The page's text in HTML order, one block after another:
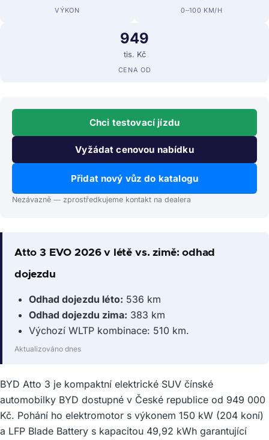
VÝKON 0–100 KM/H
949
tis. Kč
CENA OD
Chci testovací jízdu
Vyžádat cenovou nabídku
Přidat nový vůz do katalogu
Nezávazně — zprostředkujeme kontakt na dealera
Atto 3 EVO 2026 v létě vs. zimě: odhad
dojezdu
Odhad dojezdu léto: 536 km
Odhad dojezdu zima: 383 km
Výchozí WLTP kombinace: 510 km.
Aktualizováno dnes
BYD Atto 3 je kompaktní elektrické SUV čínské
automobilky BYD dostupné v České republice od 949 000
Kč. Pohání ho elektromotor s výkonem 150 kW (204 koní)
a LFP Blade Battery s kapacitou 49,92 kWh garantující